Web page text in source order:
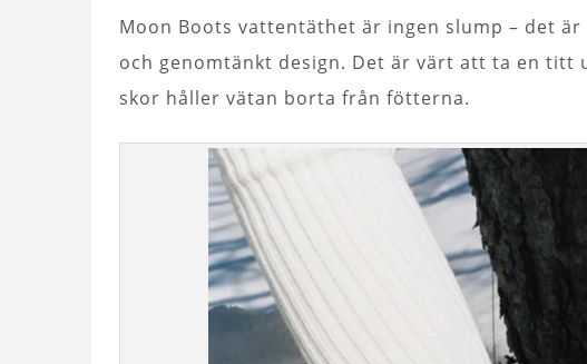
Moon Boots vattentäthet är ingen slump – det
och genomtänkt design. Det är värt att ta en
skor håller vätan borta från fötterna.